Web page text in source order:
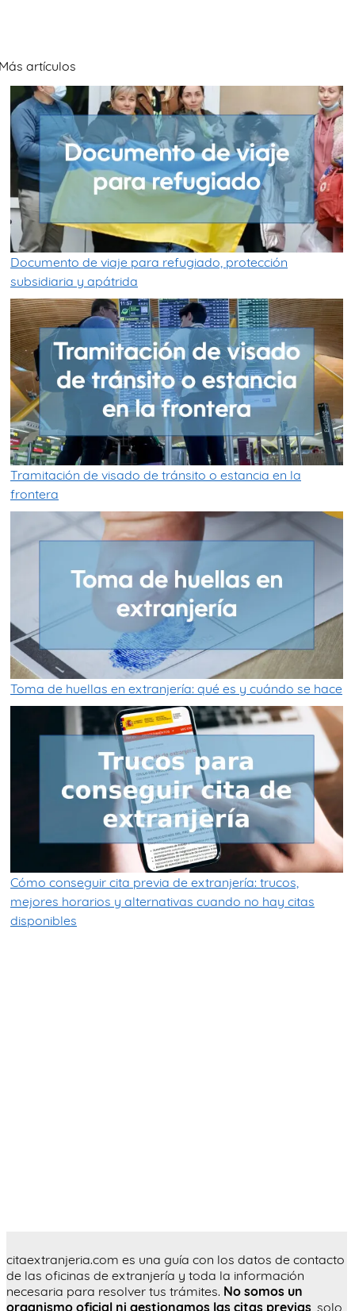
artículos
Documento de viaje para refugiado, protección
subsidiaria y apátrida
Tramitación de visado de tránsito o estancia en la
frontera
Toma de huellas en extranjería: qué es y cuándo se hace
Cómo conseguir cita previa de extranjería: trucos,
mejores horarios y alternativas cuando no hay citas
disponibles
citaextranjeria.com es una guía con los datos de contacto
de las oficinas de extranjería y toda la información
necesaria para resolver tus trámites. No somos un
organismo oficial ni gestionamos las citas previas , solo